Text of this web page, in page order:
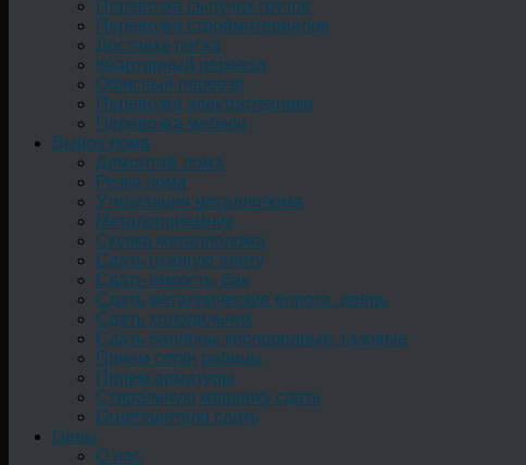
Перевозка сыпучих грузов
Перевозка стройматериалов
Доставка песка
Квартирный переезд
Офисный переезд
Перевозка электротехники
Перевозка мебели
Вывоз лома
Демонтаж лома
Резка лома
Утилизация металлолома
Металоприемник
Скупка металлолома
Сдать газовую плиту
Сдать емкость, бак
Cдать металлические ворота, дверь
Сдать холодильник
Сдать баллоны кислородные, газовые
Прием сетки рабицы
Прием арматуры
Стиральную машинку сдать
Огнетушители сдать
Цены
О нас